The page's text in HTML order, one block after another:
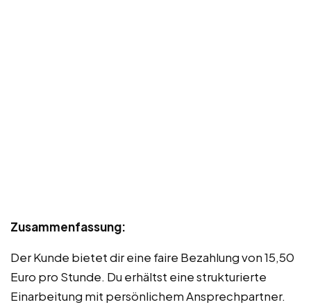
Zusammenfassung:
Der Kunde bietet dir eine faire Bezahlung von 15,50
Euro pro Stunde. Du erhältst eine strukturierte
Einarbeitung mit persönlichem Ansprechpartner.